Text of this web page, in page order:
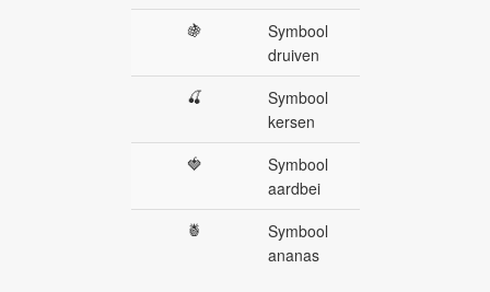
🍇
Symbool
druiven
🍒
Symbool
kersen
🍓
Symbool
aardbei
🍍
Symbool
ananas